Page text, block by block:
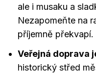
ale i musaku a
Nezapomeňte na
příjemně překvapí.
Veřejná doprava
historický střed